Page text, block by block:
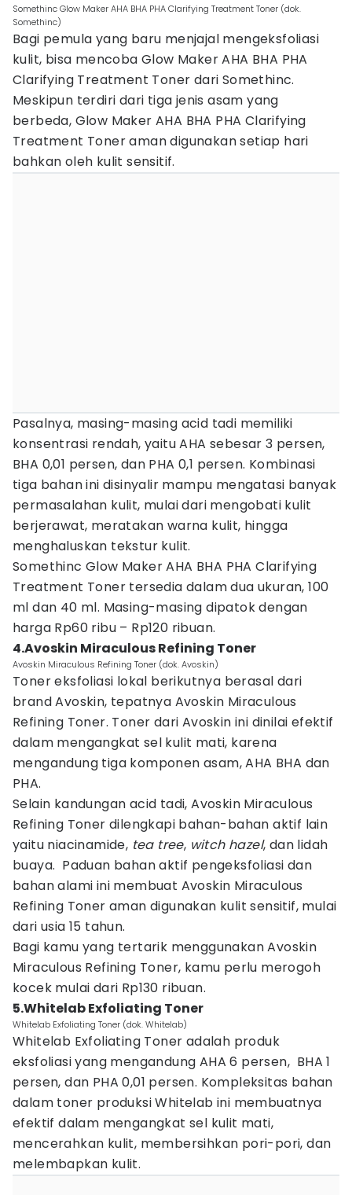
Somethinc Glow Maker AHA BHA PHA Clarifying Treatment Toner (dok.
Somethinc)
Bagi pemula yang baru menjajal mengeksfoliasi
kulit, bisa mencoba Glow Maker AHA BHA PHA
Clarifying Treatment Toner dari Somethinc.
Meskipun terdiri dari tiga jenis asam yang
berbeda, Glow Maker AHA BHA PHA Clarifying
Treatment Toner aman digunakan setiap hari
bahkan oleh kulit sensitif.
Pasalnya, masing-masing acid tadi memiliki
konsentrasi rendah, yaitu AHA sebesar 3 persen,
BHA 0,01 persen, dan PHA 0,1 persen. Kombinasi
tiga bahan ini disinyalir mampu mengatasi banyak
permasalahan kulit, mulai dari mengobati kulit
berjerawat, meratakan warna kulit, hingga
menghaluskan tekstur kulit.
Somethinc Glow Maker AHA BHA PHA Clarifying
Treatment Toner tersedia dalam dua ukuran, 100
ml dan 40 ml. Masing-masing dipatok dengan
harga Rp60 ribu – Rp120 ribuan.
4.Avoskin Miraculous Refining Toner
Avoskin Miraculous Refining Toner (dok. Avoskin)
Toner eksfoliasi lokal berikutnya berasal dari
brand Avoskin, tepatnya Avoskin Miraculous
Refining Toner. Toner dari Avoskin ini dinilai efektif
dalam mengangkat sel kulit mati, karena
mengandung tiga komponen asam, AHA BHA dan
PHA.
Selain kandungan acid tadi, Avoskin Miraculous
Refining Toner dilengkapi bahan-bahan aktif lain
yaitu niacinamide, tea tree, witch hazel, dan lidah
buaya. Paduan bahan aktif pengeksfoliasi dan
bahan alami ini membuat Avoskin Miraculous
Refining Toner aman digunakan kulit sensitif, mulai
dari usia 15 tahun.
Bagi kamu yang tertarik menggunakan Avoskin
Miraculous Refining Toner, kamu perlu merogoh
kocek mulai dari Rp130 ribuan.
5.Whitelab Exfoliating Toner
Whitelab Exfoliating Toner (dok. Whitelab)
Whitelab Exfoliating Toner adalah produk
eksfoliasi yang mengandung AHA 6 persen, BHA 1
persen, dan PHA 0,01 persen. Kompleksitas bahan
dalam toner produksi Whitelab ini membuatnya
efektif dalam mengangkat sel kulit mati,
mencerahkan kulit, membersihkan pori-pori, dan
melembapkan kulit.